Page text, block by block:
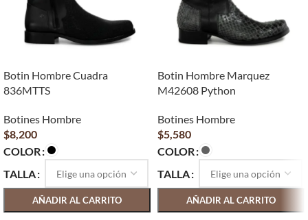
Botin Hombre Cuadra
836MTTS
Botines Hombre
$8,200
COLOR
TALLA
AÑADIR AL CARRITO
Botin Hombre Marquez
M42608 Python
Botines Hombre
$5,580
COLOR
TALLA
AÑADIR AL CARRITO